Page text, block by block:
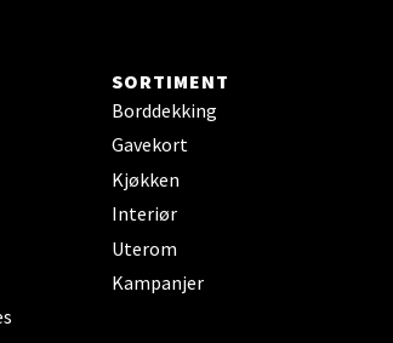
SORTIMENT
Borddekking
Gavekort
Kjøkken
Interiør
Uterom
Kampanjer
Senter Ski
Jernbanesvingen 6, 1400 Ski